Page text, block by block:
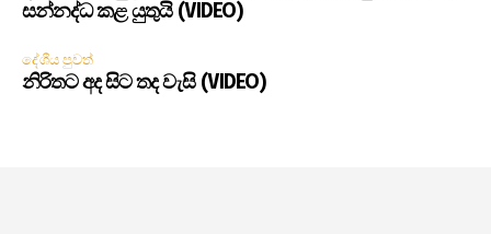
සන්නද්ධ කළ යුතුයි (VIDEO)
දේශීය පුවත්
නිරිතට අද සිට තද වැසි (VIDEO)